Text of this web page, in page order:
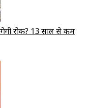
रोक? 13 साल से कम